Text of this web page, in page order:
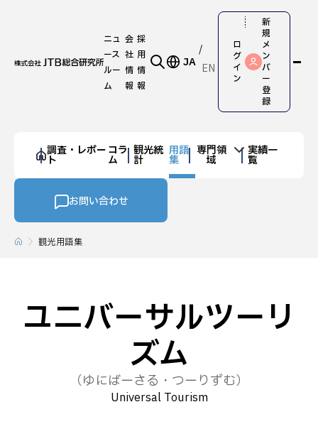
ニュ
ース
ルー
ム
会
社
情
報
採
用
情
報
JA EN
ロ
グ
イ
ン
新
規
メ
ン
バ
ー
登
録
調査・レポー
ト
コラ
ム
観光統
計
用語
集
専門領
域
実績一
覧
お問い合わせ
観光用語集
ユニバーサルツーリ
ズム
（ゆにばーさる・つーりずむ）
Universal Tourism